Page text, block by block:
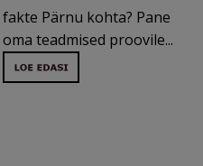
fakte Pärnu kohta? Pane
oma teadmised proovile...